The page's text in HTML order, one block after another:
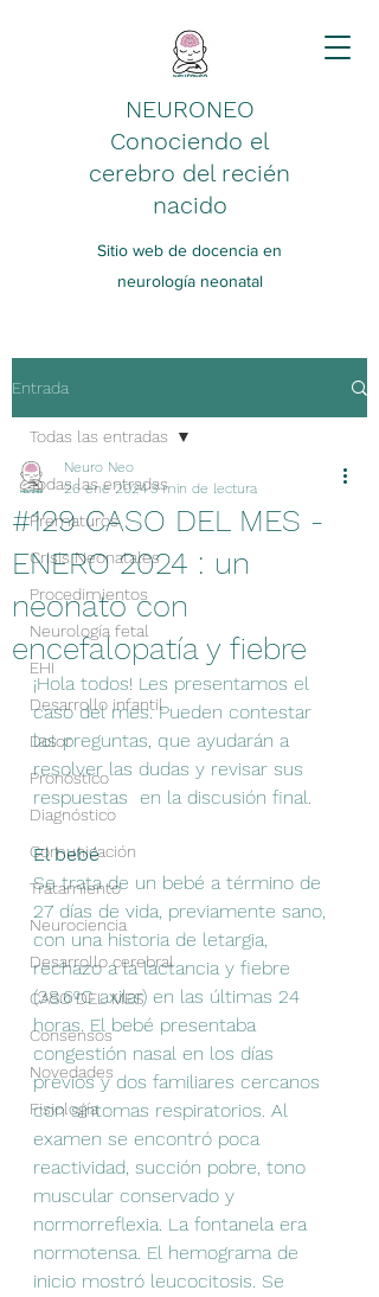
NEURONEO
Conociendo el
cerebro del recién
nacido
Sitio web de docencia en
neurología neonatal
Entrada
Todas las entradas
Prematuros
Crisis Neonatales
Procedimientos
Neurología fetal
EHI
Desarrollo infantil
Dolor
Pronóstico
Diagnóstico
Comunicación
Tratamiento
Neurociencia
Desarrollo cerebral
CASO DEL MES
Consensos
Novedades
Fisiología
Todas las entradas
#129 CASO DEL MES -
ENERO 2024 : un
neonato con
encefalopatía y fiebre
Neuro Neo
26 ene 20243 min de lectura
¡Hola todos! Les presentamos el
caso del mes. Pueden contestar
las preguntas, que ayudarán a
resolver las dudas y revisar sus
respuestas  en la discusión final.
El bebé
Se trata de un bebé a término de
27 días de vida, previamente sano,
con una historia de letargia,
rechazo a la lactancia y fiebre
(38.6ºC axilar) en las últimas 24
horas. El bebé presentaba
congestión nasal en los días
previos y dos familiares cercanos
con síntomas respiratorios. Al
examen se encontró poca
reactividad, succión pobre, tono
muscular conservado y
normorreflexia. La fontanela era
normotensa. El hemograma de
inicio mostró leucocitosis. Se